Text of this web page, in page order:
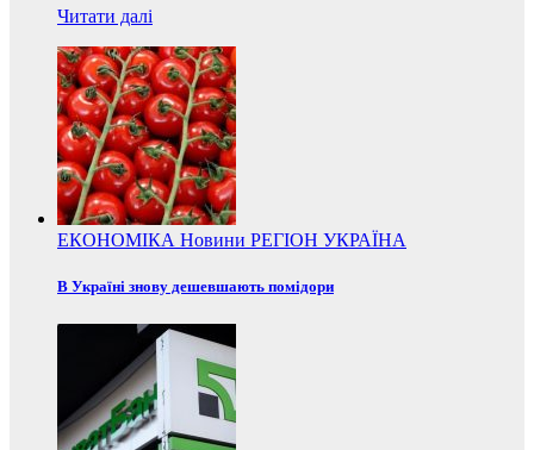
Читати далі
ЕКОНОМІКА Новини РЕГІОН УКРАЇНА
В Україні знову дешевшають помідори